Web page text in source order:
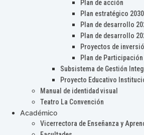
Plan de acción
Plan estratégico 2030
Plan de desarrollo
Plan de desarrollo
Proyectos de
Plan de Participación
Subsistema de Gestión
Proyecto Educativo
Manual de identidad visual
Teatro La Convención
Académico
Vicerrectora de Enseñanza y